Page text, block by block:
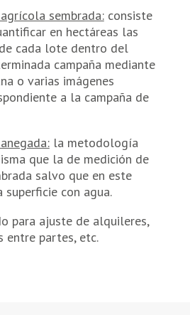
sembrada:consiste
en hectáreas las
cada lote dentro del
campaña mediante
o varias imágenes
a la campaña de
la metodología
que la de medición de
salvo que en este
superficie con agua.
para ajuste de alquileres,
entre partes, etc.